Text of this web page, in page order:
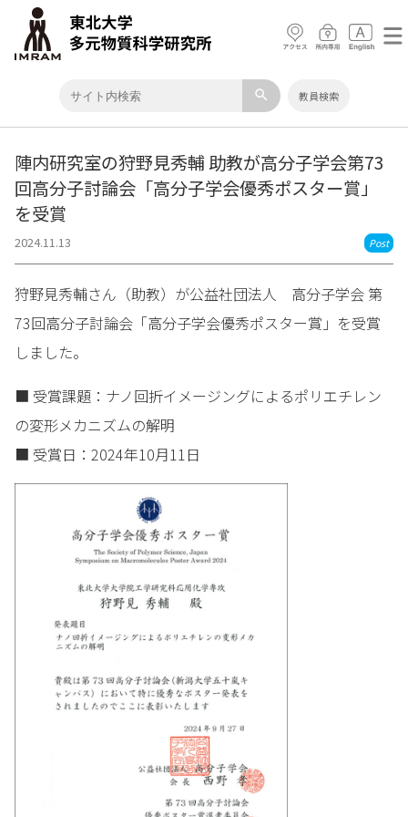
search 教員検索
陣内研究室の狩野見秀輔 助教が高分子学会第73
回高分子討論会「高分子学会優秀ポスター賞」
を受賞
2024.11.13 Post
狩野見秀輔さん（助教）が公益社団法人 高分子学会 第
73回高分子討論会「高分子学会優秀ポスター賞」を受賞
しました。
■ 受賞課題：ナノ回折イメージングによるポリエチレン
の変形メカニズムの解明
■ 受賞日：2024年10月11日